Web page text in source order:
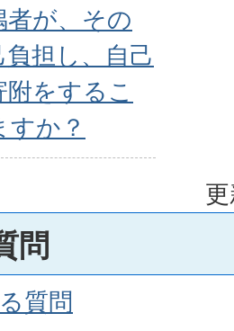
者が、その
担し、自己
をするこ
すか？
問
質問